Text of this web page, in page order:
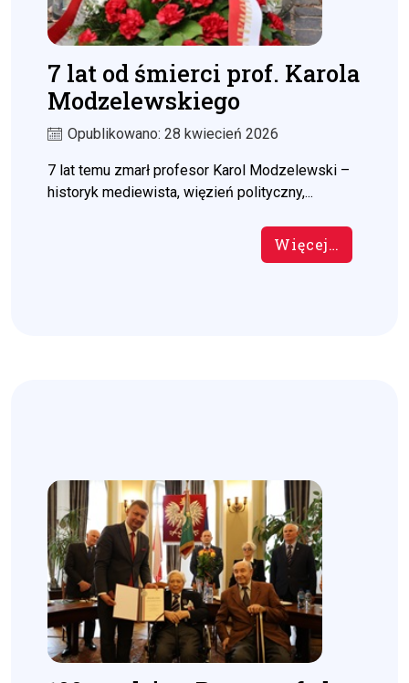
7 lat od śmierci prof. Karola
Modzelewskiego
Opublikowano: 28 kwiecień 2026
7 lat temu zmarł profesor Karol Modzelewski –
historyk mediewista, więzień polityczny,...
Więcej…